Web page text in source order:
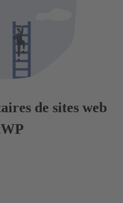
de sites web